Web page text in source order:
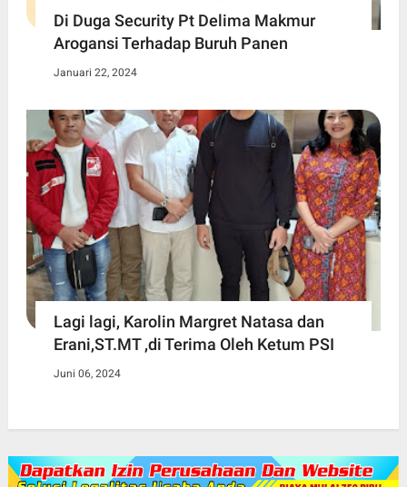
Di Duga Security Pt Delima Makmur
Arogansi Terhadap Buruh Panen
Januari 22, 2024
Lagi lagi, Karolin Margret Natasa dan
Erani,ST.MT ,di Terima Oleh Ketum PSI
Juni 06, 2024